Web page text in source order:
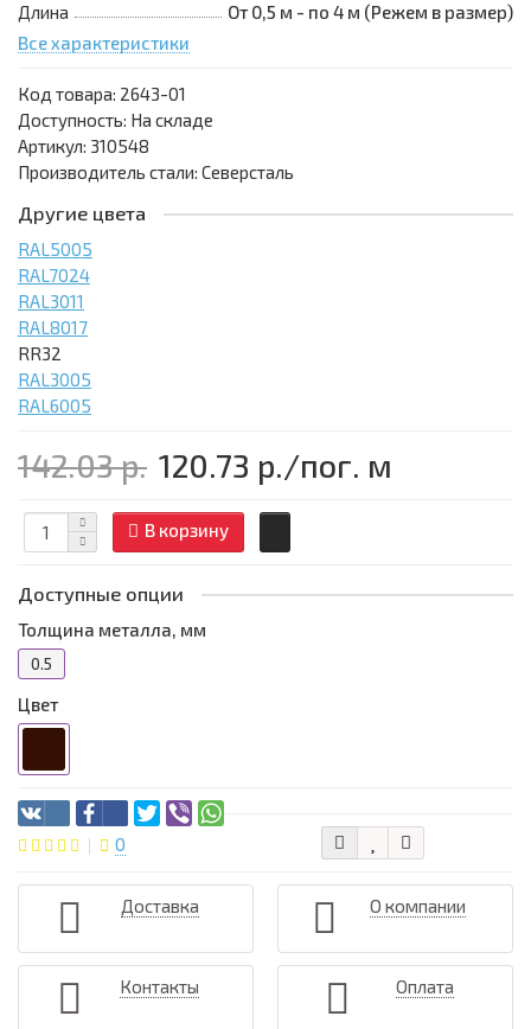
Длина
От 0,5 м - по 4 м (Режем в размер)
Все характеристики
Код товара: 2643-01
Доступность: На складе
Артикул: 310548
Производитель стали: Северсталь
Другие цвета
RAL5005
RAL7024
RAL3011
RAL8017
RR32
RAL3005
RAL6005
142.03 р. 120.73 р./пог. м
В корзину
Доступные опции
Толщина металла, мм
0.5
Цвет
0
Доставка О компании
Контакты Оплата